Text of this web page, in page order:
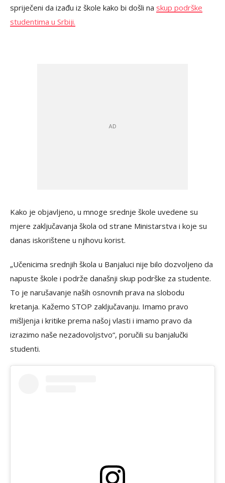
spriječeni da izađu iz škole kako bi došli na skup podrške
studentima u Srbiji.
Kako je objavljeno, u mnoge srednje škole uvedene su
mjere zaključavanja škola od strane Ministarstva i koje su
danas iskorištene u njihovu korist.
„Učenicima srednjih škola u Banjaluci nije bilo dozvoljeno da
napuste škole i podrže današnji skup podrške za studente.
To je narušavanje naših osnovnih prava na slobodu
kretanja. Kažemo STOP zaključavanju. Imamo pravo
mišljenja i kritike prema našoj vlasti i imamo pravo da
izrazimo naše nezadovoljstvo“, poručili su banjalučki
studenti.